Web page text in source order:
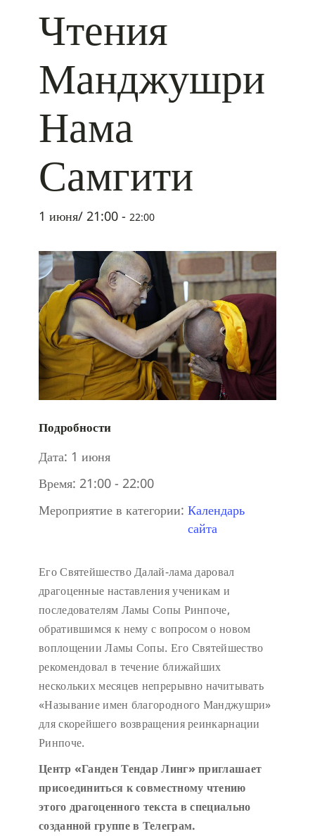
Чтения
Манджушри
Нама
Самгити
1 июня/ 21:00 - 22:00
Подробности
Дата: 1 июня
Время: 21:00 - 22:00
Мероприятие в категории: Календарь
сайта
Его Святейшество Далай-лама даровал
драгоценные наставления ученикам и
последователям Ламы Сопы Ринпоче,
обратившимся к нему с вопросом о новом
воплощении Ламы Сопы. Его Святейшество
рекомендовал в течение ближайших
нескольких месяцев непрерывно начитывать
«Называние имен благородного Манджушри»
для скорейшего возвращения реинкарнации
Ринпоче.
Центр «Ганден Тендар Линг» приглашает
присоединиться к совместному чтению
этого драгоценного текста в специально
созданной группе в Телеграм.